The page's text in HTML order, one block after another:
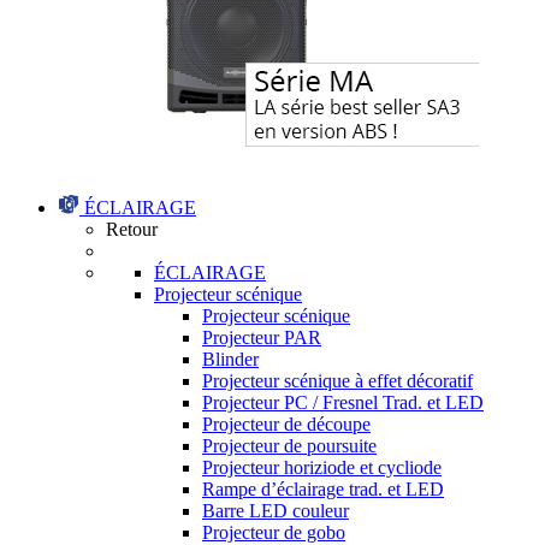
ÉCLAIRAGE
Retour
ÉCLAIRAGE
Projecteur scénique
Projecteur scénique
Projecteur PAR
Blinder
Projecteur scénique à effet décoratif
Projecteur PC / Fresnel Trad. et LED
Projecteur de découpe
Projecteur de poursuite
Projecteur horiziode et cycliode
Rampe d’éclairage trad. et LED
Barre LED couleur
Projecteur de gobo